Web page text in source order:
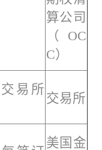
算公司
（OC
C）
易所
交易所
美国金